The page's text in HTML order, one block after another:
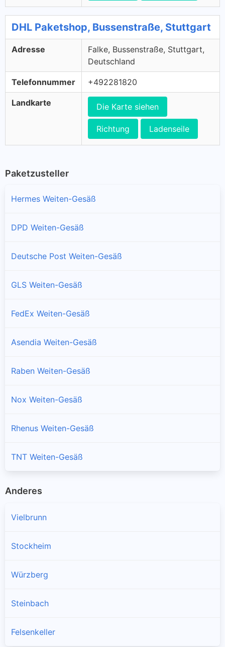
DHL Paketshop, Bussenstraße, Stuttgart
Adresse
Falke, Bussenstraße, Stuttgart,
Deutschland
Telefonnummer +492281820
Landkarte Die Karte siehen
Richtung Ladenseile
Paketzusteller
Hermes Weiten-Gesäß
DPD Weiten-Gesäß
Deutsche Post Weiten-Gesäß
GLS Weiten-Gesäß
FedEx Weiten-Gesäß
Asendia Weiten-Gesäß
Raben Weiten-Gesäß
Nox Weiten-Gesäß
Rhenus Weiten-Gesäß
TNT Weiten-Gesäß
Anderes
Vielbrunn
Stockheim
Würzberg
Steinbach
Felsenkeller